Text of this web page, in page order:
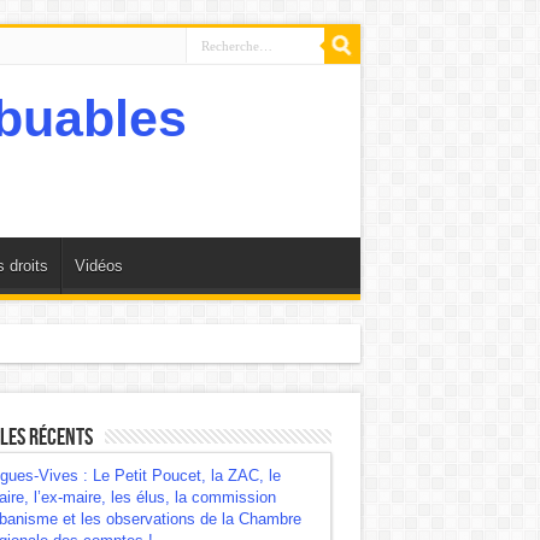
droits Vidéos
régionale des comptes !
récents
Vives : Le Petit Poucet, la ZAC, le
l’ex-maire, les élus, la commission
et les observations de la Chambre